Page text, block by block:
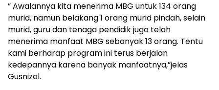
” Awalannya kita menerima MBG untuk 134 orang
murid, namun belakang 1 orang murid pindah, selain
murid, guru dan tenaga pendidik juga telah
menerima manfaat MBG sebanyak 13 orang. Tentu
kami berharap program ini terus berjalan
kedepannya karena banyak manfaatnya,”jelas
Gusnizal.